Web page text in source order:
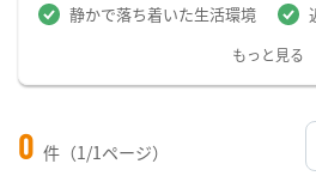
静かで落ち着いた生活環境
もっと見る
0 件（1/1ページ）